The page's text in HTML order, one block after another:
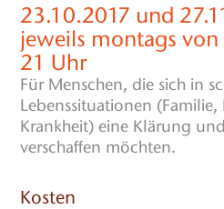
23.10.2017 und
jeweils montags von
21 Uhr
Für Menschen, die sich in
Lebenssituationen (Familie,
Krankheit) eine Klärung
verschaffen möchten.
Kosten